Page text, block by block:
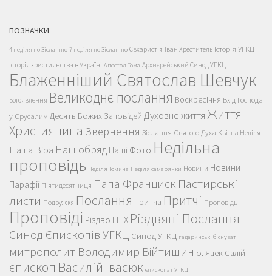
ПОЗНАЧКИ
4 неділя по Зісланню 7 неділя по Зісланню Євхаристія Іван Хреститель Історія УГКЦ
Історія християнства в Україні Апостол Тома Архиєрейський Синод УГКЦ
Блаженніший Святослав Шевчук
Богоявлення Великоднє послання Воскресіння Вхід Господа
у Єрусалим Десять Божих Заповідей Духовне життяЖиття
Християнина Звернення Зіслання Святого Духа Квітна Неділя
Наша Віра Наш обряд Наші Фото Недільна
проповідь Неділя Томина Неділя самарянки Новини Новини
Парафії П'ятидесятниця Папа Франциск Пастирські
листи Подружжя Послання Притча Притчі Проповідь
Проповіді Різдво ГНІХ Різдвяні Послання
Синод Єпископів УГКЦ Синод УГКЦ гадаринські біснуваті
митрополит Володимир Війтишин о. Яцек Салій
єпископ Василій Івасюк єпископат УГКЦ